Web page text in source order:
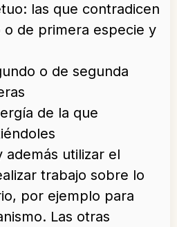
las que contradicen
de primera especie y
o de segunda
de la que
además utilizar el
trabajo sobre lo
por ejemplo para
Las otras